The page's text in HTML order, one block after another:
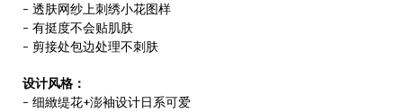
- 透肤网纱上刺绣小花图样
- 有挺度不会贴肌肤
- 剪接处包边处理不刺肤
设计风格：
- 细緻缇花+澎袖设计日系可爱